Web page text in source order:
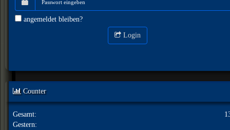
angemeldet bleiben?
Login
Counter
Gesamt:
Gestern: